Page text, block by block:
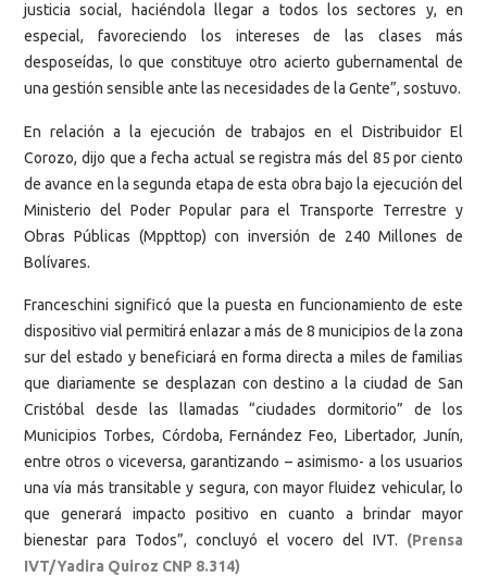
justicia social, haciéndola llegar a todos los sectores y, en
especial, favoreciendo los intereses de las clases más
desposeídas, lo que constituye otro acierto gubernamental de
una gestión sensible ante las necesidades de la Gente”, sostuvo.
En relación a la ejecución de trabajos en el Distribuidor El
Corozo, dijo que a fecha actual se registra más del 85 por ciento
de avance en la segunda etapa de esta obra bajo la ejecución del
Ministerio del Poder Popular para el Transporte Terrestre y
Obras Públicas (Mppttop) con inversión de 240 Millones de
Bolívares.
Franceschini significó que la puesta en funcionamiento de este
dispositivo vial permitirá enlazar a más de 8 municipios de la zona
sur del estado y beneficiará en forma directa a miles de familias
que diariamente se desplazan con destino a la ciudad de San
Cristóbal desde las llamadas “ciudades dormitorio” de los
Municipios Torbes, Córdoba, Fernández Feo, Libertador, Junín,
entre otros o viceversa, garantizando – asimismo- a los usuarios
una vía más transitable y segura, con mayor fluidez vehicular, lo
que generará impacto positivo en cuanto a brindar mayor
bienestar para Todos”, concluyó el vocero del IVT. (Prensa
IVT/Yadira Quiroz CNP 8.314)